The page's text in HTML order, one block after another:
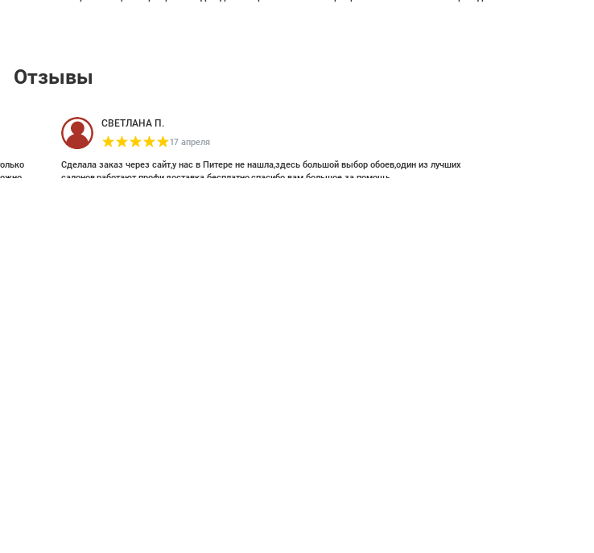
Отзывы
СВЕТЛАНА П.
17 апреля
Сделала заказ через сайт,у нас в Питере не нашла,здесь большой выбор обоев,один из лучших
салонов,работают профи,доставка бесплатно,спасибо вам большое за помощь.